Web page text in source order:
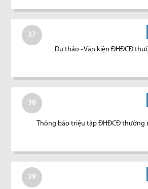
37
Dự thảo - Văn kiện ĐHĐCĐ
38
Thông báo triệu tập ĐHĐCĐ thường
39